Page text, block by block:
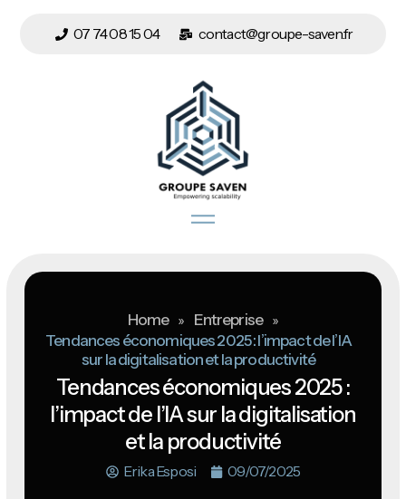
07 74 08 15 04 contact@groupe-saven.fr
Home » Entreprise »
Tendances économiques 2025 : l’impact de l’IA
sur la digitalisation et la productivité
Tendances économiques 2025 :
l’impact de l’IA sur la digitalisation
et la productivité
Erika Esposi 09/07/2025